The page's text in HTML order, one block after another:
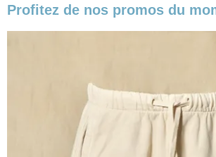
Profitez de nos promos du